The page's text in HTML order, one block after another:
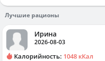
Лучшие рационы
Ирина
2026-08-03
Калорийность: 1048 кКал